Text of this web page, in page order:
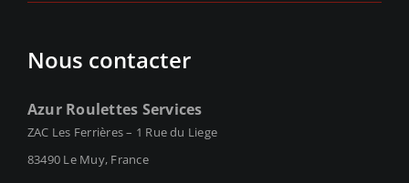
Nous contacter
Azur Roulettes Services
ZAC Les Ferrières – 1 Rue du Liege
83490 Le Muy, France